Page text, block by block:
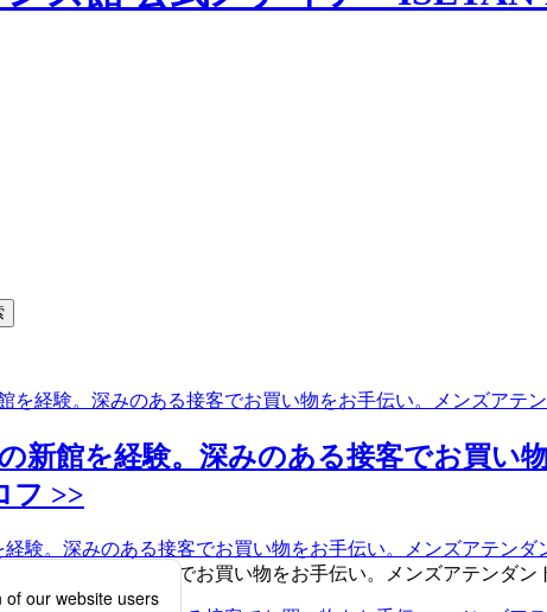
を経験。深みのある接客でお買い物をお手伝い。メンズアテ
の新館を経験。深みのある接客でお買
フ >>
験。深みのある接客でお買い物をお手伝い。メンズアテンダ